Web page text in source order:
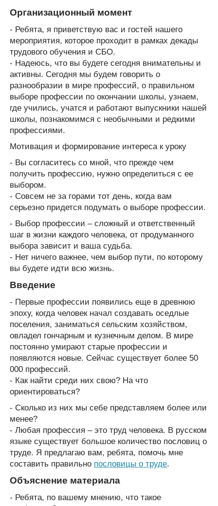
Организационный момент
- Ребята, я приветствую вас и гостей нашего
мероприятия, которое проходит в рамках декады
трудового обучения и СБО.
- Надеюсь, что вы будете сегодня внимательны и
активны. Сегодня мы будем говорить о
разнообразии в мире профессий, о правильном
выборе профессии по окончании школы, узнаем,
где учились, учатся и работают выпускники нашей
школы, познакомимся с необычными и редкими
профессиями.
Мотивация и формирование интереса к уроку
- Вы согласитесь со мной, что прежде чем
получить профессию, нужно определиться с ее
выбором.
- Совсем не за горами тот день, когда вам
серьезно придется подумать о выборе профессии.
- Выбор профессии – сложный и ответственный
шаг в жизни каждого человека, от продуманного
выбора зависит и ваша судьба.
- Нет ничего важнее, чем выбор пути, по которому
вы будете идти всю жизнь.
Введение
- Первые профессии появились еще в древнюю
эпоху, когда человек начал создавать оседлые
поселения, заниматься сельским хозяйством,
овладел гончарным и кузнечным делом. В мире
постоянно умирают старые профессии и
появляются новые. Сейчас существует более 50
000 профессий.
- Как найти среди них свою? На что
ориентироваться?
- Сколько из них мы себе представляем более или
менее?
- Любая профессия – это труд человека. В русском
языке существует большое количество пословиц о
труде. Я предлагаю вам, ребята, помочь мне
составить правильно пословицы о труде.
Объяснение материала
- Ребята, по вашему мнению, что такое